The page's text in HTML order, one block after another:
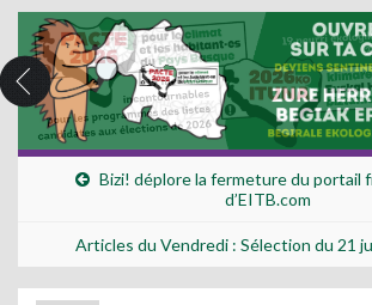
Bizi! déplore la fermeture du portail
d’EITB.com
Articles du Vendredi : Sélection du 21